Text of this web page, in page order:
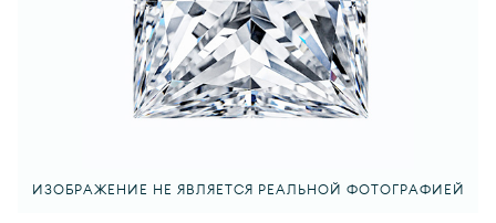
ИЗОБРАЖЕНИЕ НЕ ЯВЛЯЕТСЯ РЕАЛЬНОЙ ФОТОГРАФИЕЙ